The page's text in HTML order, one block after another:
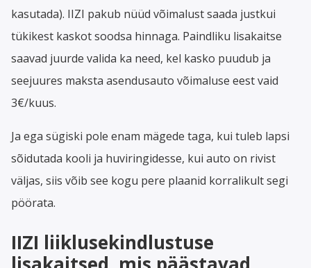
kasutada). IIZI pakub nüüd võimalust saada justkui
tükikest kaskot soodsa hinnaga. Paindliku lisakaitse
saavad juurde valida ka need, kel kasko puudub ja
seejuures maksta asendusauto võimaluse eest vaid
3€/kuus.
Ja ega sügiski pole enam mägede taga, kui tuleb lapsi
sõidutada kooli ja huviringidesse, kui auto on rivist
väljas, siis võib see kogu pere plaanid korralikult segi
pöörata.
IIZI liiklusekindlustuse